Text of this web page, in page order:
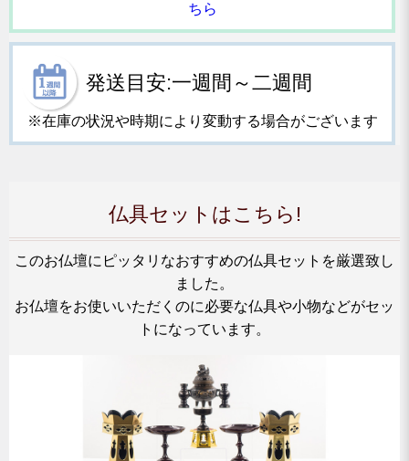
ちら
発送目安:一週間～二週間
※在庫の状況や時期により変動する場合がございます
仏具セットはこちら!
このお仏壇にピッタリなおすすめの仏具セットを厳選致し
ました。
お仏壇をお使いいただくのに必要な仏具や小物などがセッ
トになっています。